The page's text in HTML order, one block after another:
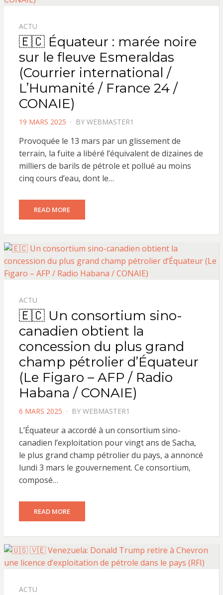
ACTU
🇪🇨 Équateur : marée noire
sur le fleuve Esmeraldas
(Courrier international /
L’Humanité / France 24 /
CONAIE)
POSTED
19 MARS 2025 BY WEBMASTER1
Provoquée le 13 mars par un glissement de
terrain, la fuite a libéré l’équivalent de dizaines de
milliers de barils de pétrole et pollué au moins
cinq cours d’eau, dont le…
READ MORE
ACTU
🇪🇨 Un consortium sino-
canadien obtient la
concession du plus grand
champ pétrolier d’Équateur
(Le Figaro – AFP / Radio
Habana / CONAIE)
POSTED
6 MARS 2025 BY WEBMASTER1
L’Équateur a accordé à un consortium sino-
canadien l’exploitation pour vingt ans de Sacha,
le plus grand champ pétrolier du pays, a annoncé
lundi 3 mars le gouvernement. Ce consortium,
composé…
READ MORE
ACTU